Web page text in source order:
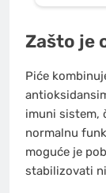
Zašto je
Piće
imuni sistem,
normalnu
moguće je
stabilizovati